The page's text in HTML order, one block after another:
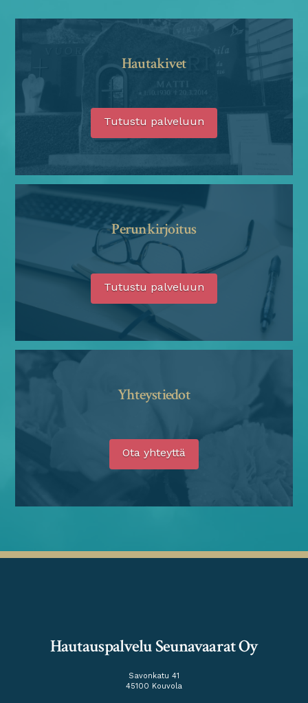
Hautakivet
Tutustu palveluun
Perunkirjoitus
Tutustu palveluun
Yhteystiedot
Ota yhteyttä
Hautauspalvelu Seunavaarat Oy
Savonkatu 41
45100 Kouvola